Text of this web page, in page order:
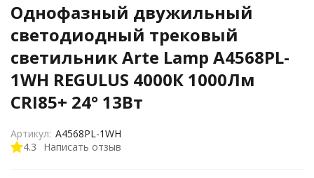
Однофазный двужильный
светодиодный трековый
светильник Arte Lamp A4568PL-
1WH REGULUS 4000К 1000Лм
CRI85+ 24° 13Вт
4.3 Написать отзыв
Артикул: A4568PL-1WH